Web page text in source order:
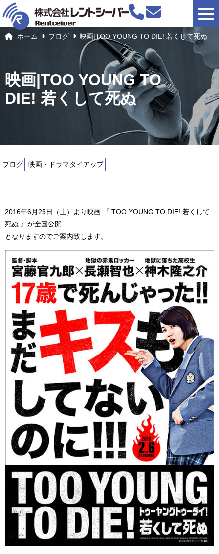
ホーム ブログ 映画|TOO YOUNG TO DIE! 若くして死ぬ
映画|TOO YOUNG TO
DIE! 若くして死ぬ
ブログ 映画・ドラマタイアップ
2016年6月25日（土）より映画 『 TOO YOUNG TO DIE! 若くして
死ぬ 』が全国公開
となりますのでご案内致します。